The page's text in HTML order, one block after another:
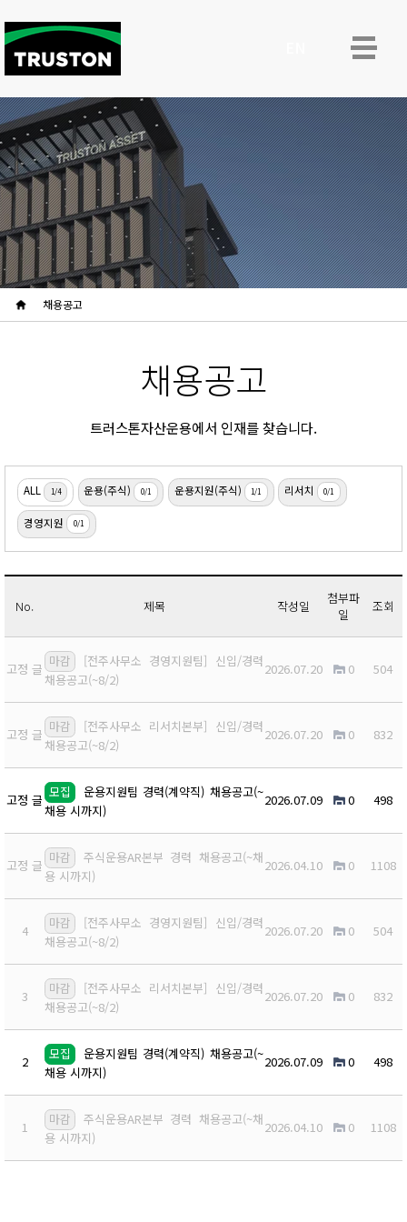
채용공고
채용공고
트러스톤자산운용에서 인재를 찾습니다.
ALL 1/4 운용(주식) 0/1 운용지원(주식) 1/1 리서치 0/1
경영지원 0/1
No. 제목 작성일
첨부파
일
조회
고정 글 마감
[전주사무소 경영지원팀] 신입/경력
채용공고(~8/2)
2026.07.20 0 504
고정 글 마감
[전주사무소 리서치본부] 신입/경력
채용공고(~8/2)
2026.07.20 0 832
고정 글 모집
운용지원팀 경력(계약직) 채용공고(~
채용 시까지)
2026.07.09 0 498
고정 글 마감
주식운용AR본부 경력 채용공고(~채
용 시까지)
2026.04.10 0 1108
4 마감
[전주사무소 경영지원팀] 신입/경력
채용공고(~8/2)
2026.07.20 0 504
3 마감
[전주사무소 리서치본부] 신입/경력
채용공고(~8/2)
2026.07.20 0 832
2 모집
운용지원팀 경력(계약직) 채용공고(~
채용 시까지)
2026.07.09 0 498
1 마감
주식운용AR본부 경력 채용공고(~채
용 시까지)
2026.04.10 0 1108